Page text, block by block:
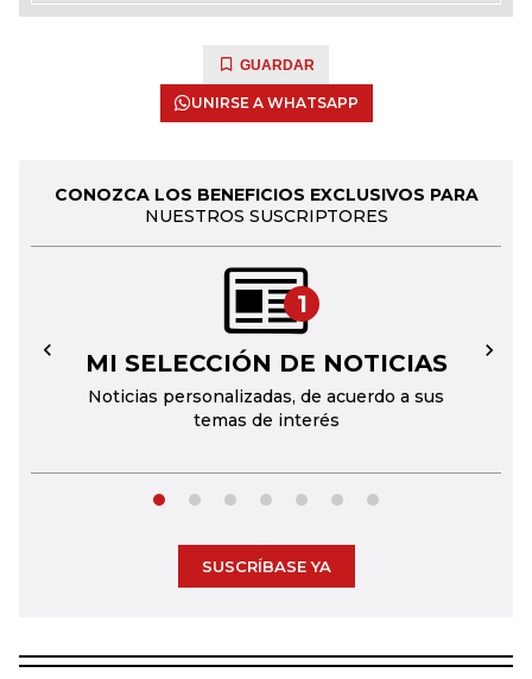
GUARDAR
UNIRSE A WHATSAPP
CONOZCA LOS BENEFICIOS EXCLUSIVOS PARA
NUESTROS SUSCRIPTORES
1
MI SELECCIÓN DE NOTICIAS
Noticias personalizadas, de acuerdo a sus
temas de interés
← →
SUSCRÍBASE YA